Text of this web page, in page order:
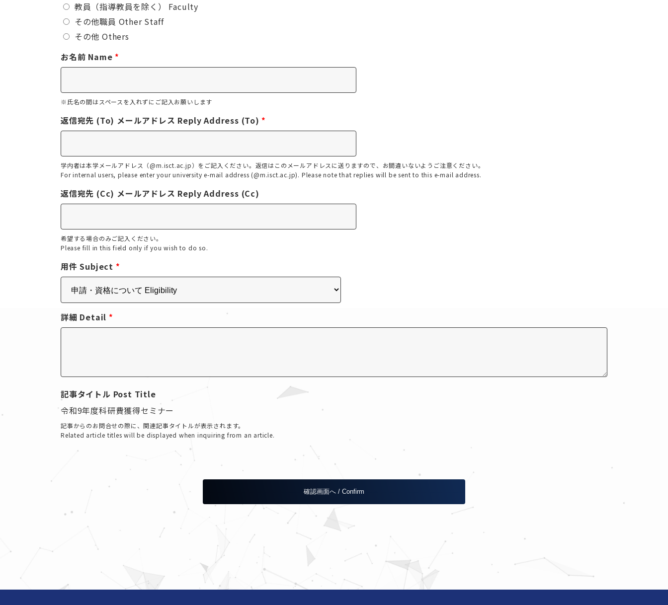
教員（指導教員を除く） Faculty
その他職員 Other Staff
その他 Others
お名前 Name *
※氏名の間はスペースを入れずにご記入お願いします
返信宛先 (To) メールアドレス Reply Address (To) *
学内者は本学メールアドレス（@m.isct.ac.jp）をご記入ください。返信はこのメールアドレスに送りますので、お間違いないようご注意ください。
For internal users, please enter your university e-mail address (@m.isct.ac.jp). Please note that replies will be sent to this e-mail address.
返信宛先 (Cc) メールアドレス Reply Address (Cc)
希望する場合のみご記入ください。
Please fill in this field only if you wish to do so.
用件 Subject *
詳細 Detail *
記事タイトル Post Title
令和9年度科研費獲得セミナー
記事からのお問合せの際に、関連記事タイトルが表示されます。
Related article titles will be displayed when inquiring from an article.